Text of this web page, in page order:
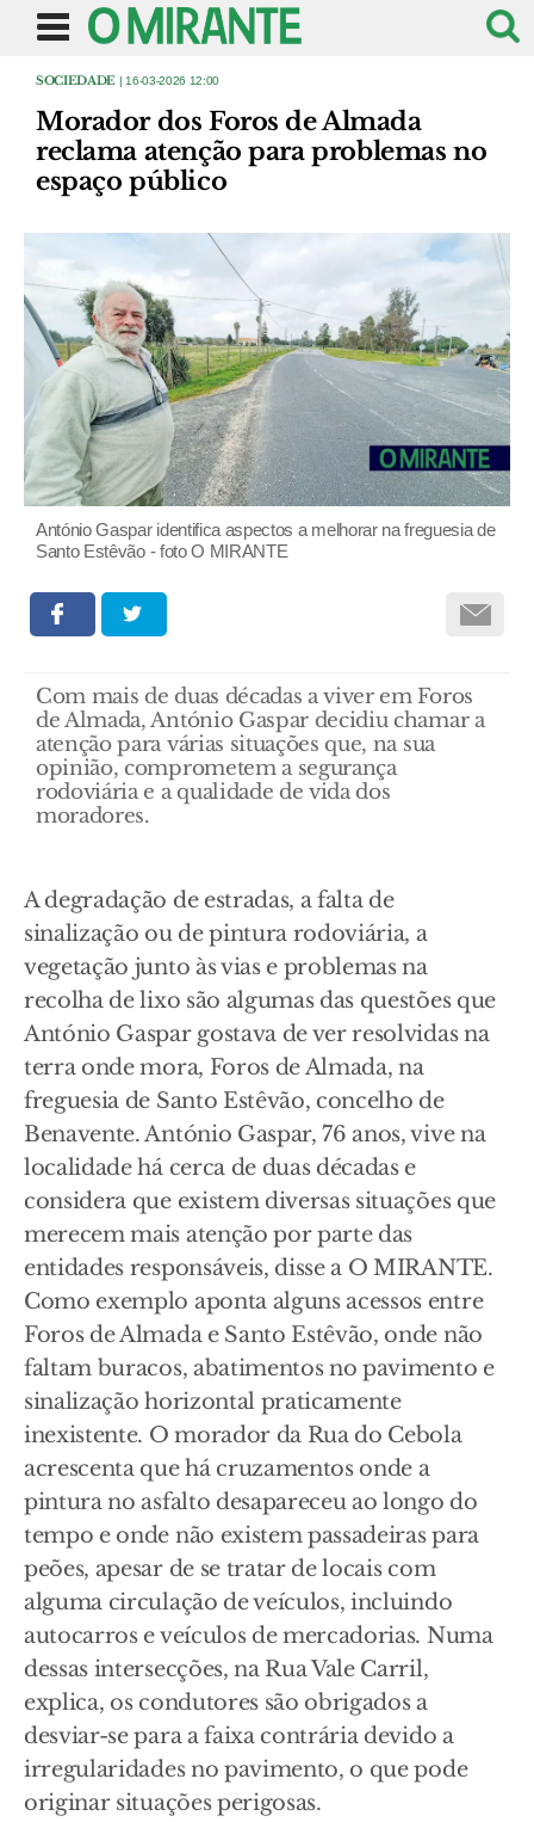
SOCIEDADE | 16-03-2026 12:00
Morador dos Foros de Almada
reclama atenção para problemas no
espaço público
António Gaspar identifica aspectos a melhorar na freguesia de
Santo Estêvão - foto O MIRANTE
Com mais de duas décadas a viver em Foros
de Almada, António Gaspar decidiu chamar a
atenção para várias situações que, na sua
opinião, comprometem a segurança
rodoviária e a qualidade de vida dos
moradores.
A degradação de estradas, a falta de
sinalização ou de pintura rodoviária, a
vegetação junto às vias e problemas na
recolha de lixo são algumas das questões que
António Gaspar gostava de ver resolvidas na
terra onde mora, Foros de Almada, na
freguesia de Santo Estêvão, concelho de
Benavente. António Gaspar, 76 anos, vive na
localidade há cerca de duas décadas e
considera que existem diversas situações que
merecem mais atenção por parte das
entidades responsáveis, disse a O MIRANTE.
Como exemplo aponta alguns acessos entre
Foros de Almada e Santo Estêvão, onde não
faltam buracos, abatimentos no pavimento e
sinalização horizontal praticamente
inexistente. O morador da Rua do Cebola
acrescenta que há cruzamentos onde a
pintura no asfalto desapareceu ao longo do
tempo e onde não existem passadeiras para
peões, apesar de se tratar de locais com
alguma circulação de veículos, incluindo
autocarros e veículos de mercadorias. Numa
dessas intersecções, na Rua Vale Carril,
explica, os condutores são obrigados a
desviar-se para a faixa contrária devido a
irregularidades no pavimento, o que pode
originar situações perigosas.